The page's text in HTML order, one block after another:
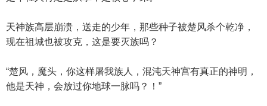
天神族高层崩溃，送走的少年，那些种子被楚风杀个乾净，
现在祖城也被攻克，这是要灭族吗？
“楚风，魔头，你这样屠我族人，混沌天神宫有真正的神明，
他是天神，会放过你地球一脉吗？！”